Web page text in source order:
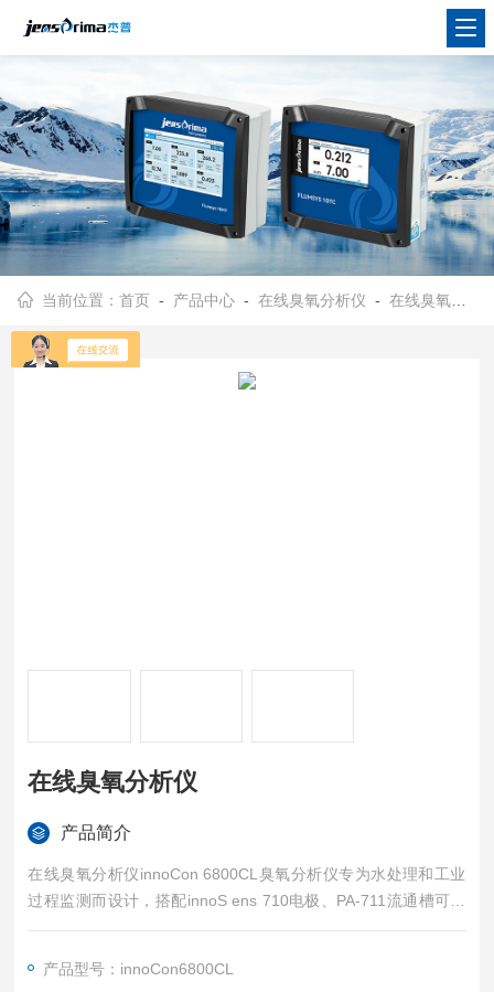
当前位置：首页 - 产品中心 -在线臭氧分析仪 -在线臭氧分析仪
在线臭氧分析仪
产品简介
在线臭氧分析仪innoCon 6800CL臭氧分析仪专为水处理和工业
过程监测而设计，搭配innoS ens 710电极、PA-711流通槽可测
量水中余氯/二氧化氯/臭氧的浓度。采用*的非膜式恒电压电极，
产品型号：innoCon6800CL